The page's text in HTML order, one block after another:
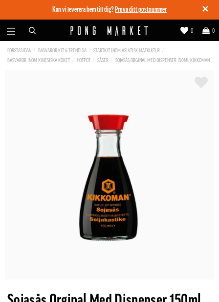
✕
Kan vi leverera hem till dig? Prova ditt postnummer
0
0
FÖRSTASIDAN BASVAROR,KIT & TRENDIGA
STARTKIT INOM ASIATISK MATKULTUR
BASVAROR INOM KINESISKA KÖKET
HOTPOT SÅSER SOJASÅS ORGINAL MED DISPENSER 150ML KIKKOMAN